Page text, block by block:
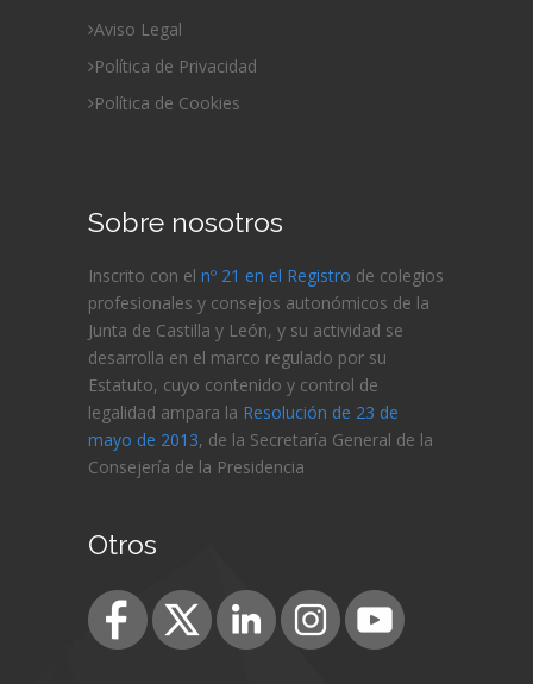
Aviso Legal
Política de Privacidad
Política de Cookies
Sobre nosotros
Inscrito con el nº 21 en el Registro de colegios
profesionales y consejos autonómicos de la
Junta de Castilla y León, y su actividad se
desarrolla en el marco regulado por su
Estatuto, cuyo contenido y control de
legalidad ampara la Resolución de 23 de
mayo de 2013, de la Secretaría General de la
Consejería de la Presidencia
Otros